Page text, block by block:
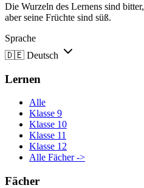
Die Wurzeln des Lernens sind bitter,
aber seine Früchte sind süß.
Sprache
🇩🇪 Deutsch
Lernen
Alle
Klasse 9
Klasse 10
Klasse 11
Klasse 12
Alle Fächer ->
Fächer